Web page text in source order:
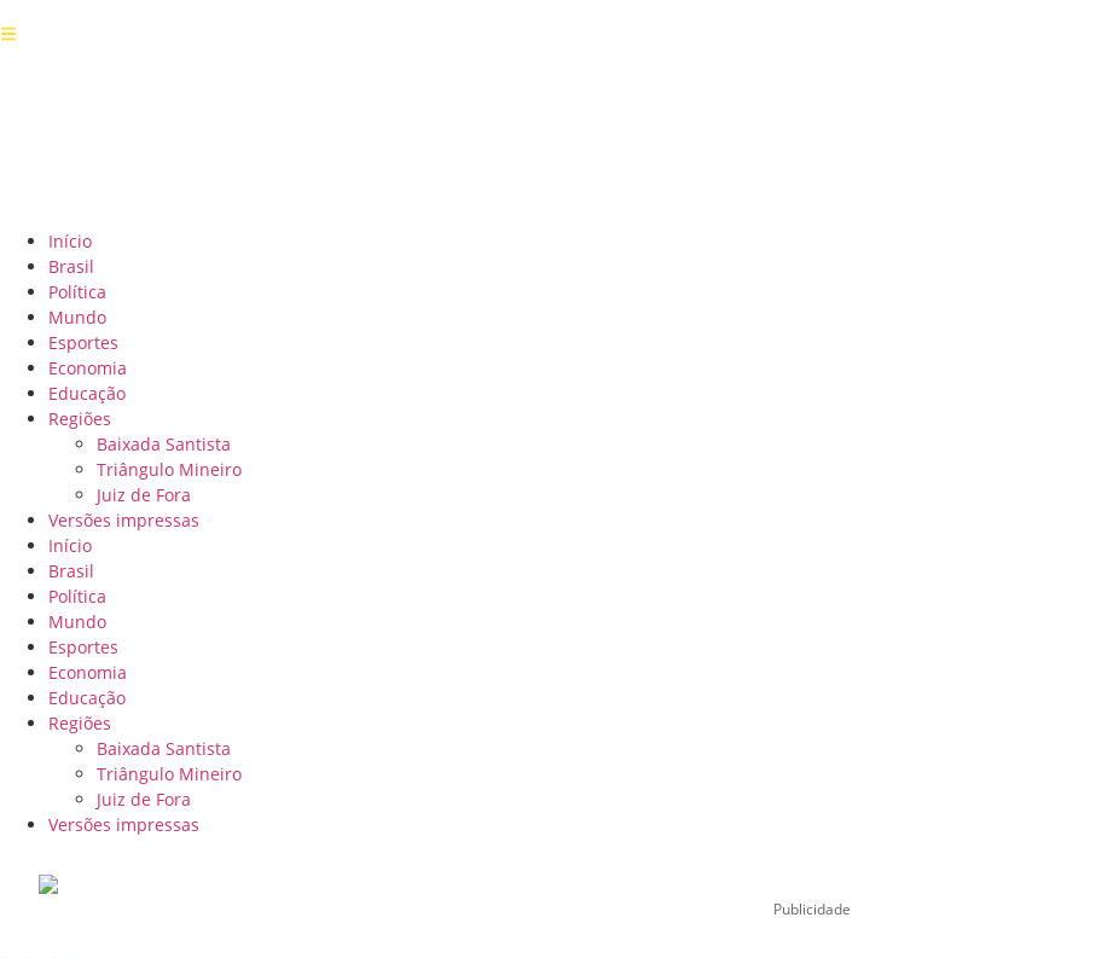
Início
Brasil
Política
Mundo
Esportes
Economia
Educação
Regiões
Baixada Santista
Triângulo Mineiro
Juiz de Fora
Versões impressas
Início
Brasil
Política
Mundo
Esportes
Economia
Educação
Regiões
Baixada Santista
Triângulo Mineiro
Juiz de Fora
Versões impressas
Publicidade